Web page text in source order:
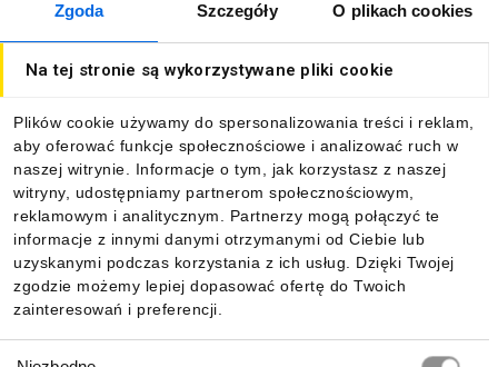
Zgoda Szczegóły O plikach cookies
Na tej stronie są wykorzystywane pliki cookie
Plików cookie używamy do spersonalizowania treści i reklam,
aby oferować funkcje społecznościowe i analizować ruch w
naszej witrynie. Informacje o tym, jak korzystasz z naszej
witryny, udostępniamy partnerom społecznościowym,
reklamowym i analitycznym. Partnerzy mogą połączyć te
informacje z innymi danymi otrzymanymi od Ciebie lub
uzyskanymi podczas korzystania z ich usług. Dzięki Twojej
zgodzie możemy lepiej dopasować ofertę do Twoich
zainteresowań i preferencji.
O firmie
Informacje
Pobierz naszą aplikację mobilną: